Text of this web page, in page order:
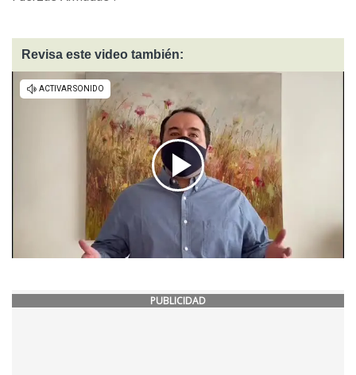
Revisa este video también:
PUBLICIDAD